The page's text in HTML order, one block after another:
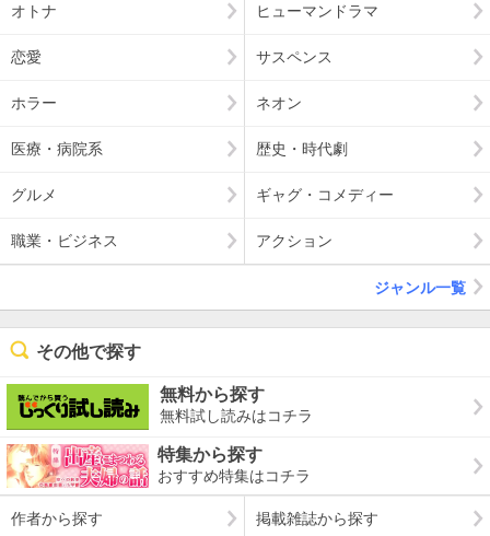
オトナ ヒューマンドラマ
恋愛 サスペンス
ホラー ネオン
医療・病院系 歴史・時代劇
グルメ ギャグ・コメディー
職業・ビジネス アクション
ジャンル一覧
その他で探す
無料から探す
無料試し読みはコチラ
特集から探す
おすすめ特集はコチラ
作者から探す 掲載雑誌から探す